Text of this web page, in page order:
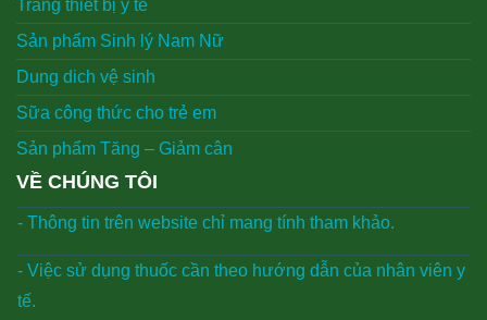
Trang thiết bị y tế
Sản phẩm Sinh lý Nam Nữ
Dung dich vệ sinh
Sữa công thức cho trẻ em
Sản phẩm Tăng – Giảm cân
VỀ CHÚNG TÔI
- Thông tin trên website chỉ mang tính tham khảo.
- Việc sử dụng thuốc cần theo hướng dẫn của nhân viên y
tế.